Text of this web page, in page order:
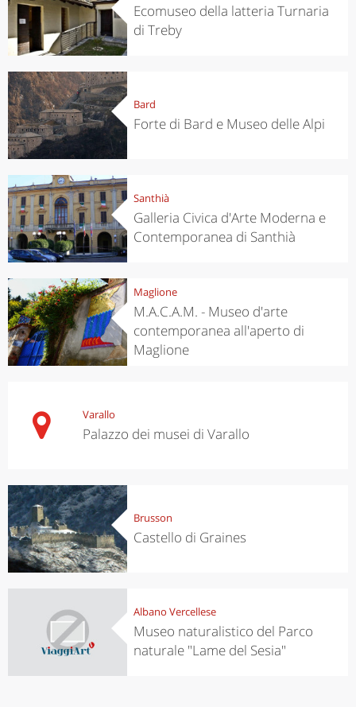
Ecomuseo della latteria Turnaria
di Treby
Bard
Forte di Bard e Museo delle Alpi
Santhià
Galleria Civica d'Arte Moderna e
Contemporanea di Santhià
Maglione
M.A.C.A.M. - Museo d'arte
contemporanea all'aperto di
Maglione
Varallo
Palazzo dei musei di Varallo
Brusson
Castello di Graines
Albano Vercellese
Museo naturalistico del Parco
naturale "Lame del Sesia"